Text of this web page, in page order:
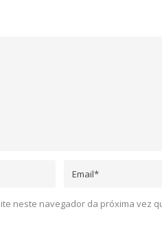
neste navegador da próxima vez